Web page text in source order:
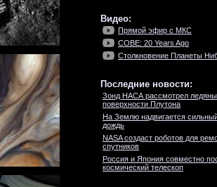
Видео:
Прямой эфир с МКС
COBE: 20 Years Ago
Столкновение Планеты
Последние новости:
Зонд НАСА рассмотрел
поверхности Плутона
На Землю надвигается
дождь
NASA создаст роботов для
спутников
Россия и Япония совместно
космический телескоп